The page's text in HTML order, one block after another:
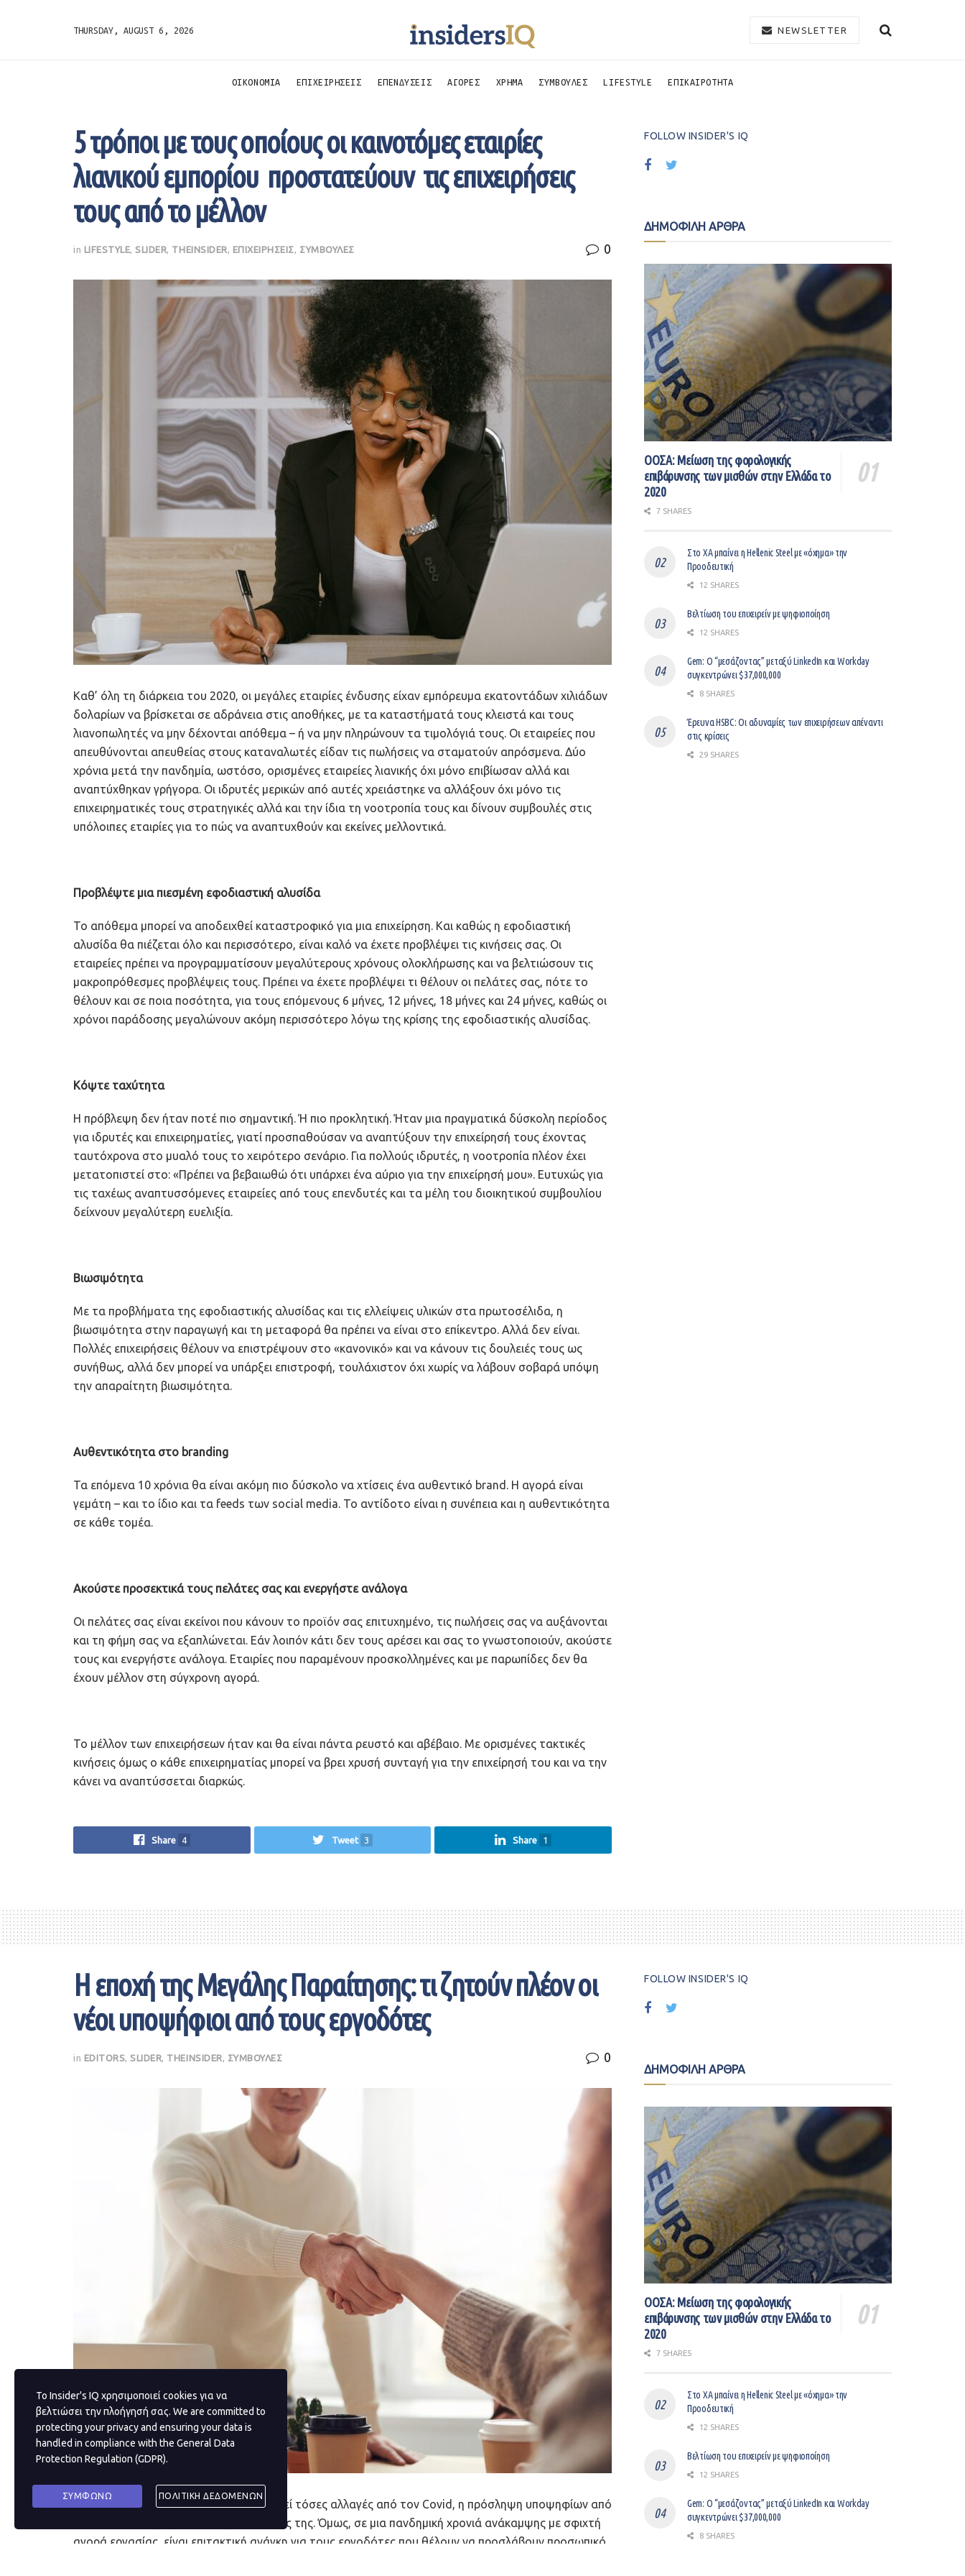
THURSDAY, AUGUST 6, 2026 NEWSLETTER
ΟΙΚΟΝΟΜΙΑ ΕΠΙΧΕΙΡΗΣΕΙΣ ΕΠΕΝΔΥΣΕΙΣ ΑΓΟΡΕΣ ΧΡΗΜΑ ΣΥΜΒΟΥΛΕΣ LIFESTYLE ΕΠΙΚΑΙΡΟΤΗΤΑ
5 τρόποι με τους οποίους οι καινοτόμες εταιρίες
λιανικού εμπορίου προστατεύουν τις επιχειρήσεις
τους από το μέλλον
in LIFESTYLE SLIDER THEINSIDER ΕΠΙΧΕΙΡΗΣΕΙΣ ΣΥΜΒΟΥΛΕΣ 0
Καθ’ όλη τη διάρκεια του 2020, οι μεγάλες εταιρίες ένδυσης είχαν εμπόρευμα εκατοντάδων χιλιάδων
δολαρίων να βρίσκεται σε αδράνεια στις αποθήκες, με τα καταστήματά τους κλειστά και τους
λιανοπωλητές να μην δέχονται απόθεμα – ή να μην πληρώνουν τα τιμολόγιά τους. Οι εταιρείες που
απευθύνονται απευθείας στους καταναλωτές είδαν τις πωλήσεις να σταματούν απρόσμενα. Δύο
χρόνια μετά την πανδημία, ωστόσο, ορισμένες εταιρείες λιανικής όχι μόνο επιβίωσαν αλλά και
αναπτύχθηκαν γρήγορα. Οι ιδρυτές μερικών από αυτές χρειάστηκε να αλλάξουν όχι μόνο τις
επιχειρηματικές τους στρατηγικές αλλά και την ίδια τη νοοτροπία τους και δίνουν συμβουλές στις
υπόλοιπες εταιρίες για το πώς να αναπτυχθούν και εκείνες μελλοντικά.
Προβλέψτεμιαπιεσμένη εφοδιαστική αλυσίδα
Το απόθεμα μπορεί να αποδειχθεί καταστροφικό για μια επιχείρηση. Και καθώς η εφοδιαστική
αλυσίδα θα πιέζεται όλο και περισσότερο, είναι καλό να έχετε προβλέψει τις κινήσεις σας. Οι
εταιρείες πρέπει να προγραμματίσουν μεγαλύτερους χρόνους ολοκλήρωσης και να βελτιώσουν τις
μακροπρόθεσμες προβλέψεις τους. Πρέπει να έχετε προβλέψει τι θέλουν οι πελάτες σας, πότε το
θέλουν και σε ποια ποσότητα, για τους επόμενους 6 μήνες, 12 μήνες, 18 μήνες και 24 μήνες, καθώς οι
χρόνοι παράδοσης μεγαλώνουν ακόμη περισσότερο λόγω της κρίσης της εφοδιαστικής αλυσίδας.
Κόψτε ταχύτητα
Η πρόβλεψη δεν ήταν ποτέ πιο σημαντική. Ή πιο προκλητική. Ήταν μια πραγματικά δύσκολη περίοδος
για ιδρυτές και επιχειρηματίες, γιατί προσπαθούσαν να αναπτύξουν την επιχείρησή τους έχοντας
ταυτόχρονα στο μυαλό τους το χειρότερο σενάριο. Για πολλούς ιδρυτές, η νοοτροπία πλέον έχει
μετατοπιστεί στο: «Πρέπει να βεβαιωθώ ότι υπάρχει ένα αύριο για την επιχείρησή μου». Ευτυχώς για
τις ταχέως αναπτυσσόμενες εταιρείες από τους επενδυτές και τα μέλη του διοικητικού συμβουλίου
δείχνουν μεγαλύτερη ευελιξία.
Βιωσιμότητα
Με τα προβλήματα της εφοδιαστικής αλυσίδας και τις ελλείψεις υλικών στα πρωτοσέλιδα, η
βιωσιμότητα στην παραγωγή και τη μεταφορά θα πρέπει να είναι στο επίκεντρο. Αλλά δεν είναι.
Πολλές επιχειρήσεις θέλουν να επιστρέψουν στο «κανονικό» και να κάνουν τις δουλειές τους ως
συνήθως, αλλά δεν μπορεί να υπάρξει επιστροφή, τουλάχιστον όχι χωρίς να λάβουν σοβαρά υπόψη
την απαραίτητη βιωσιμότητα.
Αυθεντικότητα στο branding
Τα επόμενα 10 χρόνια θα είναι ακόμη πιο δύσκολο να χτίσεις ένα αυθεντικό brand. Η αγορά είναι
γεμάτη – και το ίδιο και τα feeds των social media. Το αντίδοτο είναι η συνέπεια και η αυθεντικότητα
σε κάθε τομέα.
Ακούστε προσεκτικά τους πελάτες σας και ενεργήστε ανάλογα
Οι πελάτες σας είναι εκείνοι που κάνουν το προϊόν σας επιτυχημένο, τις πωλήσεις σας να αυξάνονται
και τη φήμη σας να εξαπλώνεται. Εάν λοιπόν κάτι δεν τους αρέσει και σας το γνωστοποιούν, ακούστε
τους και ενεργήστε ανάλογα. Εταιρίες που παραμένουν προσκολλημένες και με παρωπίδες δεν θα
έχουν μέλλον στη σύγχρονη αγορά.
Το μέλλον των επιχειρήσεων ήταν και θα είναι πάντα ρευστό και αβέβαιο. Με ορισμένες τακτικές
κινήσεις όμως ο κάθε επιχειρηματίας μπορεί να βρει χρυσή συνταγή για την επιχείρησή του και να την
κάνει να αναπτύσσεται διαρκώς.
Share 4 Tweet 3 Share 1
FOLLOW INSIDER'S IQ
ΔΗΜΟΦΙΛΗ ΑΡΘΡΑ
ΟΟΣΑ: Μείωση της φορολογικής
επιβάρυνσης των μισθών στην Ελλάδα το
2020
7 SHARES
Στο ΧΑ μπαίνει η Hellenic Steel με «όχημα» την
Προοδευτική
12 SHARES
Βελτίωση του επιχειρείν με ψηφιοποίηση
12 SHARES
Gem: Ο “μεσάζοντας” μεταξύ LinkedIn και Workday
συγκεντρώνει $37,000,000
8 SHARES
Έρευνα HSBC: Οι αδυναμίες των επιχειρήσεων απέναντι
στις κρίσεις
29 SHARES
Η εποχή της Μεγάλης Παραίτησης: τι ζητούν πλέον οι
νέοι υποψήφιοι από τους εργοδότες
in EDITORS SLIDER THEINSIDER ΣΥΜΒΟΥΛΕΣ 0
Ακόμη και πριν η αγορά εργασίας υποστεί τόσες αλλαγές από τον Covid, η πρόσληψη υποψηφίων από
την γνωστή ως Gen-Z είχε τις προκλήσεις της. Όμως, σε μια πανδημική χρονιά ανάκαμψης με σφιχτή
αγορά εργασίας, είναι επιτακτική ανάγκη για τους εργοδότες που θέλουν να προσλάβουν προσωπικό
FOLLOW INSIDER'S IQ
ΔΗΜΟΦΙΛΗ ΑΡΘΡΑ
ΟΟΣΑ: Μείωση της φορολογικής
επιβάρυνσης των μισθών στην Ελλάδα το
2020
7 SHARES
Στο ΧΑ μπαίνει η Hellenic Steel με «όχημα» την
Προοδευτική
12 SHARES
Βελτίωση του επιχειρείν με ψηφιοποίηση
12 SHARES
Gem: Ο “μεσάζοντας” μεταξύ LinkedIn και Workday
συγκεντρώνει $37,000,000
8 SHARES
Το Insider's IQ χρησιμοποιεί cookies για να
βελτιώσει την πλοήγησή σας. We are committed to
protecting your privacy and ensuring your data is
handled in compliance with the General Data
Protection Regulation (GDPR).
ΣΥΜΦΩΝΩ ΠΟΛΙΤΙΚΗ ΔΕΔΟΜΕΝΩΝ